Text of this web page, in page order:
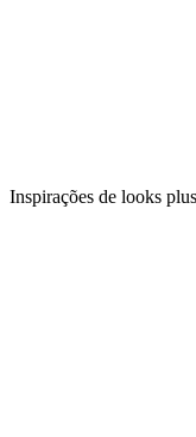
Inspirações de looks